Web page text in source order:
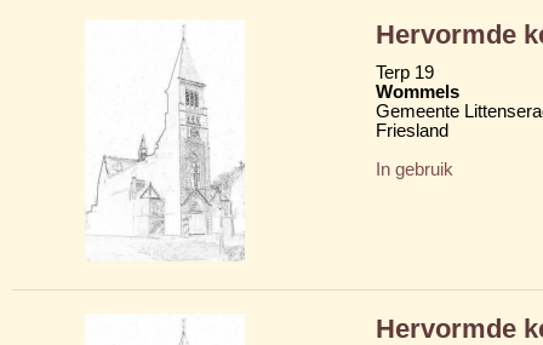
Hervormde
Terp 19
Wommels
Gemeente
Friesland
In gebruik
Hervormde